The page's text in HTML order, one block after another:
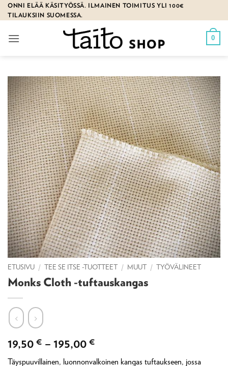
Skip
to
ONNI ELÄÄ KÄSITYÖSSÄ. ILMAINEN TOIMITUS YLI 100€
TILAUKSIIN SUOMESSA.
0
ETUSIVU / TEE SE ITSE -TUOTTEET / MUUT / TYÖVÄLINEET
Monks Cloth -tuftauskangas
19,50 € – 195,00 €
19,50 €
Täyspuuvillainen, luonnonvalkoinen kangas tuftaukseen, jossa